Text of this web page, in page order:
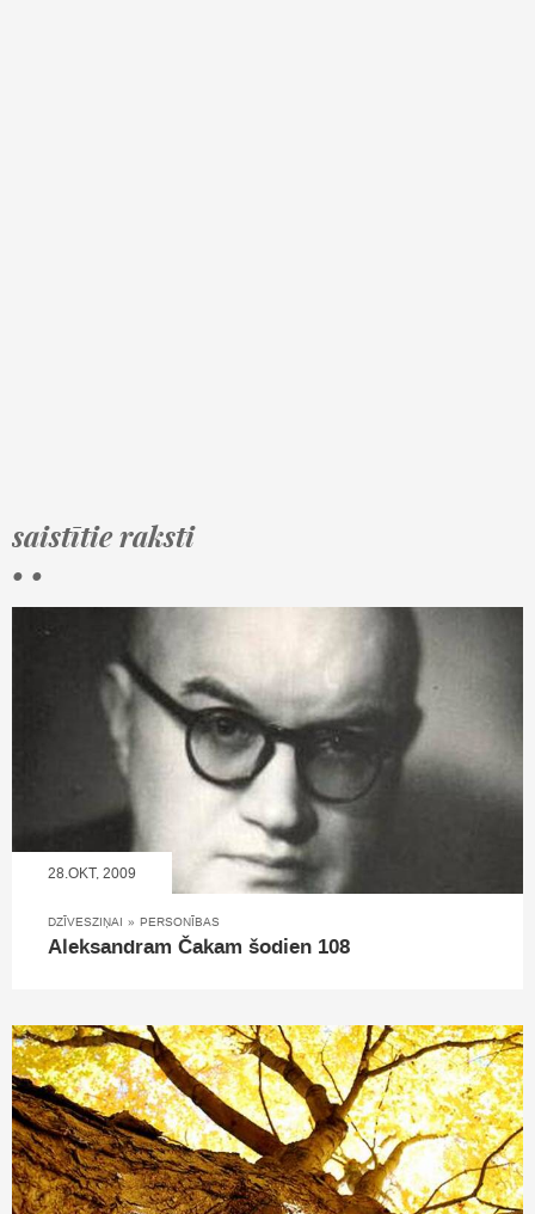
saistītie raksti
• •
28.OKT, 2009
DZĪVESZIŅAI » PERSONĪBAS
Aleksandram Čakam šodien 108